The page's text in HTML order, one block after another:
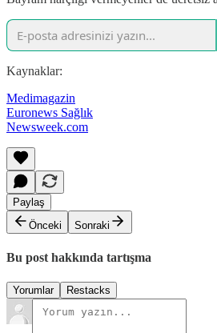
Kaynaklar:
Medimagazin
Euronews Sağlık
Newsweek.com
Paylaş
Önceki
Sonraki
Bu post hakkında tartışma
Yorumlar Restacks